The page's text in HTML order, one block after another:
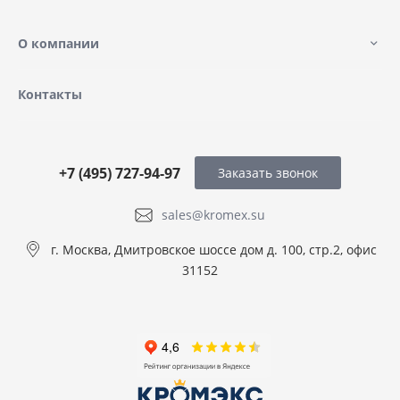
О компании
Контакты
sales@kromex.su
+7 (495) 727-94-97
г. Москва, Дмитровское шоссе дом д. 100, стр.2, офис
31152
Заказать звонок